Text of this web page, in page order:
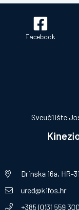
Facebook
Sveučilište
Drinska 16a, HR-
ured@kifos.hr
+385 (0)31 559 300